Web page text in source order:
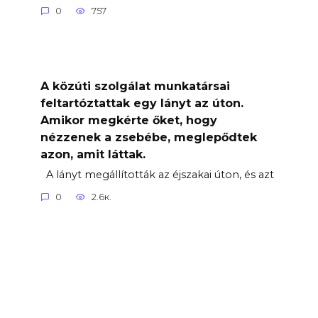
0 757
A közúti szolgálat munkatársai
feltartóztattak egy lányt az úton.
Amikor megkérte őket, hogy
nézzenek a zsebébe, meglepődtek
azon, amit láttak.
A lányt megállították az éjszakai úton, és azt
0 2.6к.